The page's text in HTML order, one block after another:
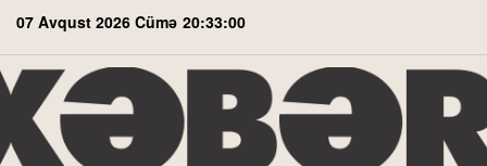
07 Avqust 2026 Cümə 20:33:01